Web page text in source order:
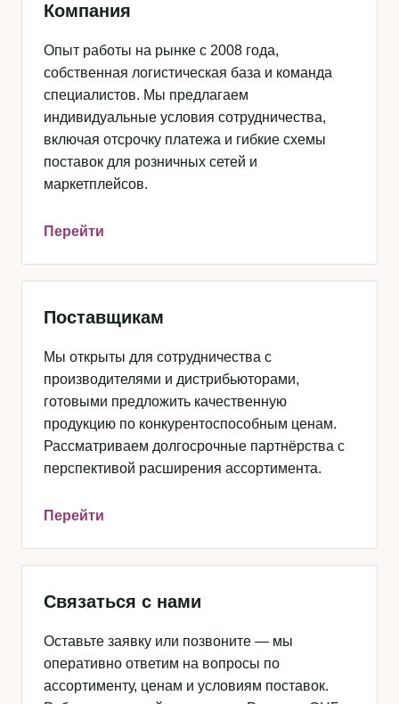
Компания
Опыт работы на рынке с 2008 года,
собственная логистическая база и команда
специалистов. Мы предлагаем
индивидуальные условия сотрудничества,
включая отсрочку платежа и гибкие схемы
поставок для розничных сетей и
маркетплейсов.
Перейти
Поставщикам
Мы открыты для сотрудничества с
производителями и дистрибьюторами,
готовыми предложить качественную
продукцию по конкурентоспособным ценам.
Рассматриваем долгосрочные партнёрства с
перспективой расширения ассортимента.
Перейти
Связаться с нами
Оставьте заявку или позвоните — мы
оперативно ответим на вопросы по
ассортименту, ценам и условиям поставок.